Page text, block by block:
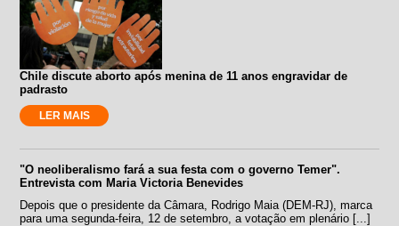
Chile discute aborto após menina de 11 anos engravidar de
padrasto
LER MAIS
"O neoliberalismo fará a sua festa com o governo Temer".
Entrevista com Maria Victoria Benevides
Depois que o presidente da Câmara, Rodrigo Maia (DEM-RJ), marca
para uma segunda-feira, 12 de setembro, a votação em plenário [...]